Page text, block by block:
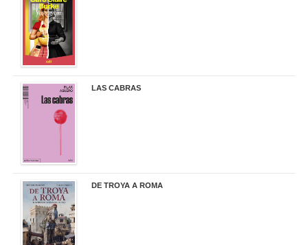
LAS CABRAS
DE TROYA A ROMA